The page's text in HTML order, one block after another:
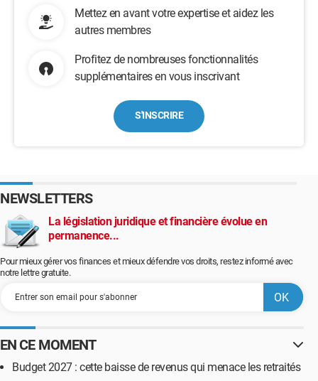
Mettez en avant votre expertise et aidez les
autres membres
Profitez de nombreuses fonctionnalités
supplémentaires en vous inscrivant
S'INSCRIRE
NEWSLETTERS
La législation juridique et financière évolue en
permanence...
Pour mieux gérer vos finances et mieux défendre vos droits, restez informé avec
notre lettre gratuite.
EN CE MOMENT
Budget 2027 : cette baisse de revenus qui menace les retraités